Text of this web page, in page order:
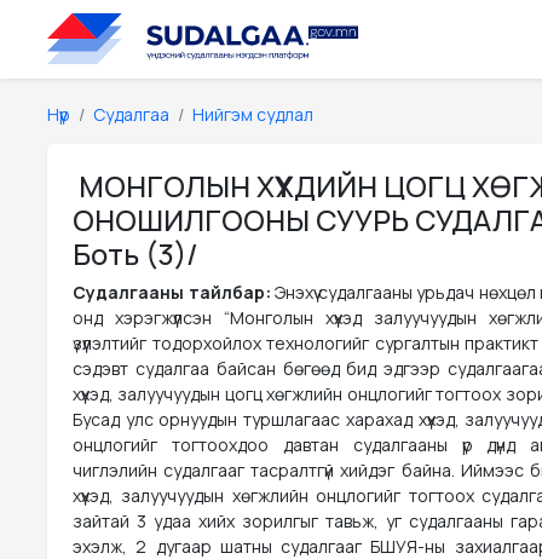
Нүүр Судалгаа Нийгэм судлал
МОНГОЛЫН ХҮҮХДИЙН ЦОГЦ
ОНОШИЛГООНЫ СУУРЬ
Боть (3)/
Судалгааны тайлбар:Энэхүү судалгааны урьдач
онд хэрэгжүүлсэн “Монголын хүүхэд залуучуудын
үзүүлэлтийг тодорхойлох технологийг сургалтын практикт
сэдэвт судалгаа байсан бөгөөд бид эдгээр
хүүхэд, залуучуудын цогц хөгжлийн онцлогийг тогтоох
Бусад улс орнуудын туршлагаас харахад хүүхэд,
онцлогийг тогтоохдоо давтан судалгааны үр дүнд
чиглэлийн судалгааг тасралтгүй хийдэг байна. Иймээс
хүүхэд, залуучуудын хөгжлийн онцлогийг тогтоох
зайтай 3 удаа хийх зорилгыг тавьж, уг судалгааны
эхэлж, 2 дугаар шатны судалгааг БШУЯ-ны